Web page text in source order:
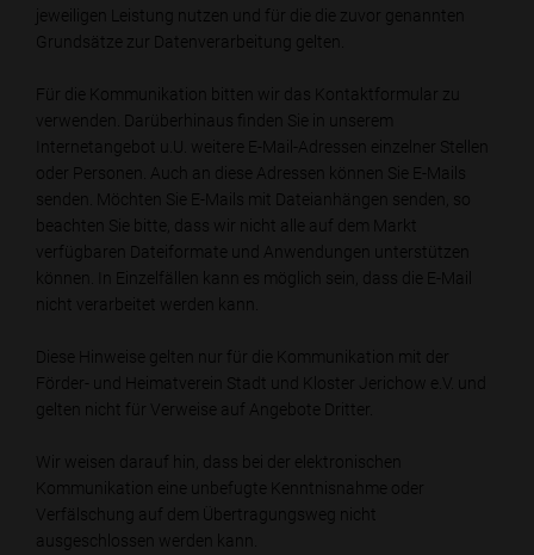
jeweiligen Leistung nutzen und für die die zuvor genannten
Grundsätze zur Datenverarbeitung gelten.
Für die Kommunikation bitten wir das Kontaktformular zu
verwenden. Darüberhinaus finden Sie in unserem
Internetangebot u.U. weitere E-Mail-Adressen einzelner Stellen
oder Personen. Auch an diese Adressen können Sie E-Mails
senden. Möchten Sie E-Mails mit Dateianhängen senden, so
beachten Sie bitte, dass wir nicht alle auf dem Markt
verfügbaren Dateiformate und Anwendungen unterstützen
können. In Einzelfällen kann es möglich sein, dass die E-Mail
nicht verarbeitet werden kann.
Diese Hinweise gelten nur für die Kommunikation mit der
Förder- und Heimatverein Stadt und Kloster Jerichow e.V. und
gelten nicht für Verweise auf Angebote Dritter.
Wir weisen darauf hin, dass bei der elektronischen
Kommunikation eine unbefugte Kenntnisnahme oder
Verfälschung auf dem Übertragungsweg nicht
ausgeschlossen werden kann.